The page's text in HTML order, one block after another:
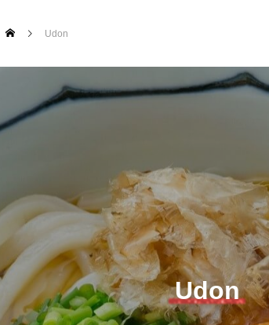
Udon
Udon